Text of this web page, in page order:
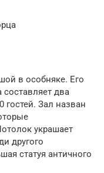
в особняке. Его
два
гостей. Зал назван
украшает
другого
статуя античного